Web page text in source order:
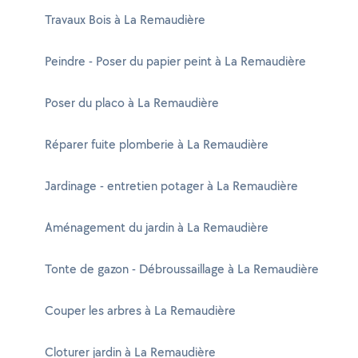
Travaux Bois à La Remaudière
Peindre - Poser du papier peint à La Remaudière
Poser du placo à La Remaudière
Réparer fuite plomberie à La Remaudière
Jardinage - entretien potager à La Remaudière
Aménagement du jardin à La Remaudière
Tonte de gazon - Débroussaillage à La Remaudière
Couper les arbres à La Remaudière
Cloturer jardin à La Remaudière